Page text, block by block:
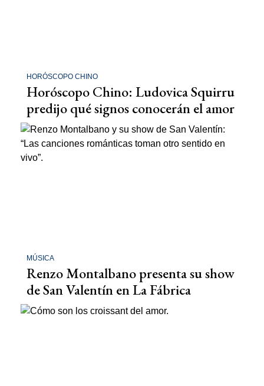
HORÓSCOPO CHINO
Horóscopo Chino: Ludovica Squirru
predijo qué signos conocerán el amor
MÚSICA
Renzo Montalbano presenta su show
de San Valentín en La Fábrica